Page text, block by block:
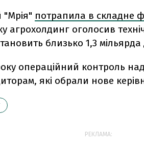
"Мрія" потрапила в складне
агрохолдинг оголосив
близько 1,3 мільярда
операційний контроль
які обрали нове
РЕКЛАМА: